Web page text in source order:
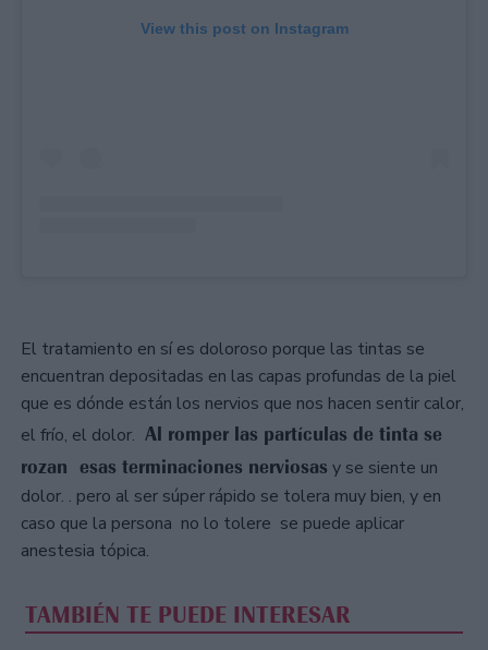
View this post on Instagram
El tratamiento en sí es doloroso porque las tintas se
encuentran depositadas en las capas profundas de la piel
que es dónde están los nervios que nos hacen sentir calor,
el frío, el dolor. Al romper las partículas de tinta se
rozan esas terminaciones nerviosas y se siente un
dolor. . pero al ser súper rápido se tolera muy bien, y en
caso que la persona no lo tolere se puede aplicar
anestesia tópica.
TAMBIÉN TE PUEDE INTERESAR